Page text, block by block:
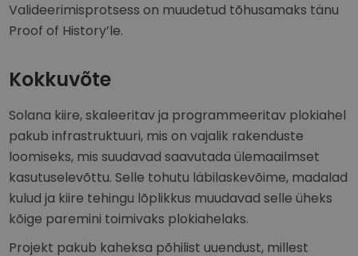
Valideerimisprotsess on muudetud tõhusamaks tänu
Proof of History’le.
Kokkuvõte
Solana kiire, skaleeritav ja programmeeritav plokiahel
pakub infrastruktuuri, mis on vajalik rakenduste
loomiseks, mis suudavad saavutada ülemaailmset
kasutuselevõttu. Selle tohutu läbilaskevõime, madalad
kulud ja kiire tehingu lõplikkus muudavad selle üheks
kõige paremini toimivaks plokiahelaks.
Projekt pakub kaheksa põhilist uuendust, millest